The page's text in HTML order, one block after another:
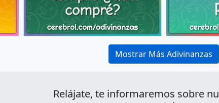
Mostrar Más Adivinanzas
Relájate, te informaremos sobre